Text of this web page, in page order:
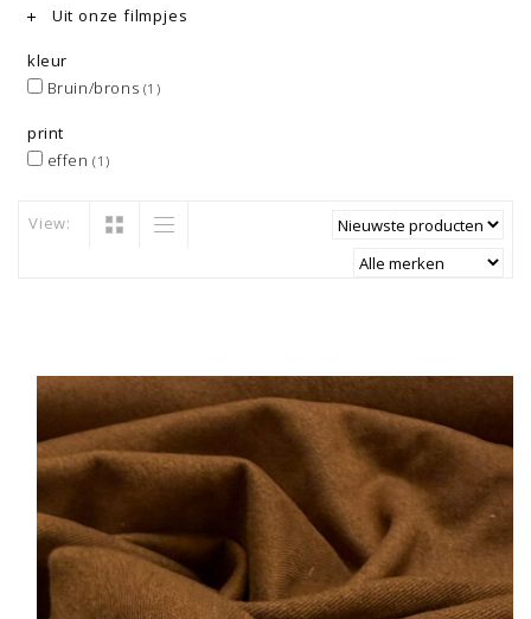
Uit onze filmpjes
kleur
Bruin/brons (1)
print
effen(1)
View: